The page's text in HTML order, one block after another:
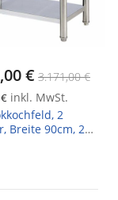
€ 3.171,00 €
inkl. MwSt.
2
Breite 90cm, 2x